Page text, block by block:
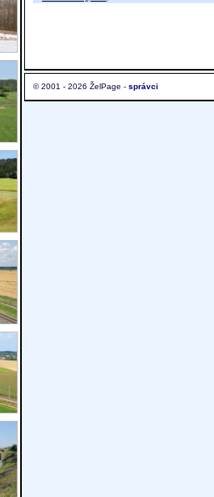
© 2001 - 2026 ŽelPage - správci